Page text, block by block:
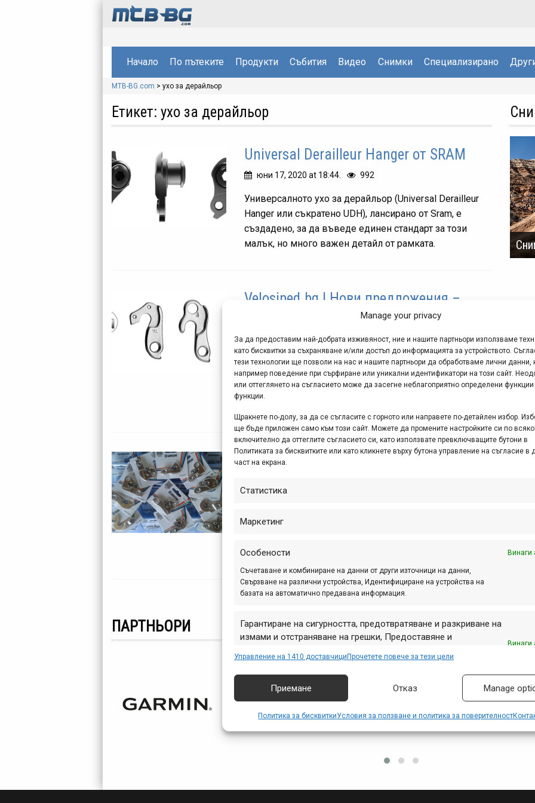
Manage your privacy
За да предоставим най-добрата изживяност, ние и нашите партньори използваме
като бисквитки за съхраняване и/или достъп до информацията за устройството.
тези технологии ще позволи на нас и нашите партньори да обработваме лични данни,
например поведение при сърфиране или уникални идентификатори на този сайт.
или оттеглянето на съгласието може да засегне неблагоприятно определени функции
функции.
Щракнете по-долу, за да се съгласите с горното или направете по-детайлен избор.
ще бъде приложен само към този сайт. Можете да промените настройките си по
включително да оттеглите съгласието си, като използвате превключващите бутони в
Политиката за бисквитките или като кликнете върху бутона управление на съгласие в
част на екрана.
Статистика
Маркетинг
Особености Винаги
Съчетаване и комбиниране на данни от други източници на данни,
Свързване на различни устройства, Идентифициране на устройства на
базата на автоматично предавана информация.
Гарантиране на сигурността, предотвратяване и разкриване на
измами и отстраняване на грешки, Предоставяне и
съобщаване на избори за поверителност.
Винаги
Управление на 1410 доставчици Прочетете повече за тези цели
Приемане Отказ Manage
Политика за бисквиткиУсловия за ползване и политика за поверителност
Начало По пътеките Продукти Събития Видео Снимки Специализирано
MTB-BG.com > ухо за дерайльор
Етикет: ухо за дерайльор
Universal Derailleur Hanger от SRAM
юни 17, 2020 at 18:44. 992
Универсалното ухо за дерайльор (Universal Derailleur
Hanger или съкратено UDH), лансирано от Sram, е
създадено, за да въведе единен стандарт за този
малък, но много важен детайл от рамката.
Velosiped.bg | Нови предложения –
апр. 25, 2019 at 06:35. 425
Преди месец април да е излязъл в отпуск, хвърляме
поглед към още няколко продукта във Velosiped.bg,
които може да са полезни и интересни за всеки
Широка гама от уши за рамки MARWI
Ако често карате велосипеда си, значи знаете, че
дерайльор към рамката.
ПАРТНЬОРИ